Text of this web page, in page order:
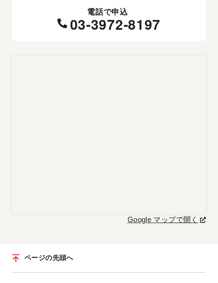
電話で申込
03-3972-8197
Google マップで開く
ページの先頭へ